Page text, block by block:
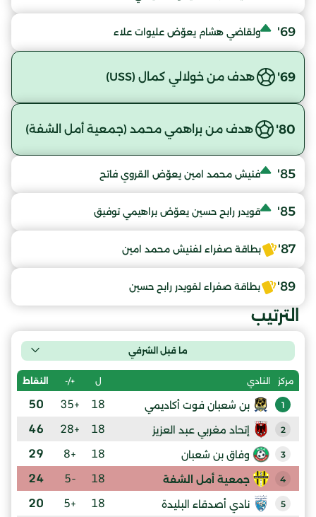
69' ولقاضي هشام يعوّض عليوات علاء
69' هدف من خولالي كمال (USS)
80' هدف من براهمي محمد (جمعية أمل الشفة)
85' فنيش محمد امين يعوّض القروي فاتح
85' قويدر رابح حسين يعوّض براهيمي توفيق
87' بطاقة صفراء لفنيش محمد امين
89' بطاقة صفراء لقويدر رابح حسين
الترتيب
ما قبل الشرفي
مركز النادي ل +/- النقاط
1 بن شعبان فوت أكاديمي 18
+35
50
2 إتحاد مغربي عبد العزيز 18
+28
46
3 وفاق بن شعبان 18
+8
29
4 جمعية أمل الشفة 18
-5
24
5 نادي أصدقاء البليدة 18
+5
20